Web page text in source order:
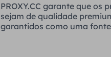
PROXY.CC garante que os
sejam de qualidade
garantidos como uma fonte